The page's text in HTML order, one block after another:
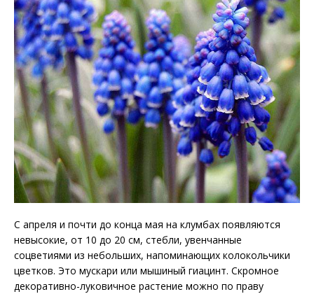
С апреля и почти до конца мая на клумбах появляются
невысокие, от 10 до 20 см, стебли, увенчанные
соцветиями из небольших, напоминающих колокольчики
цветков. Это мускари или мышиный гиацинт. Скромное
декоративно-луковичное растение можно по праву